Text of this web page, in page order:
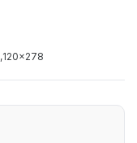
120x278